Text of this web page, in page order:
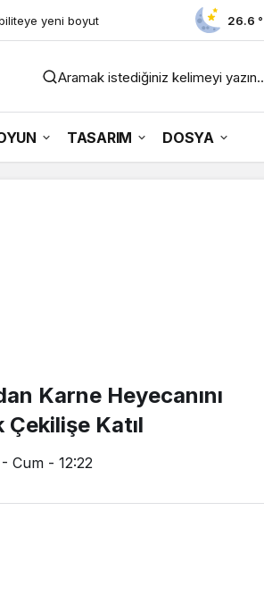
yeni boyut 26.6 °
Aramak istediğiniz kelimeyi yazın..
TASARIM DOSYA
Karne Heyecanını
Katıl
Cum - 12:22